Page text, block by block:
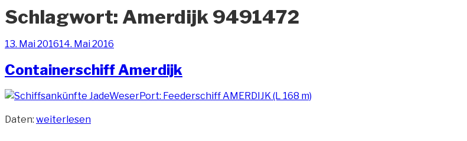
Schlagwort: Amerdijk 9491472
Veröffentlicht
13. Mai 201614. Mai 2016
Containerschiff Amerdijk
Daten: „Containerschiff
weiterlesen